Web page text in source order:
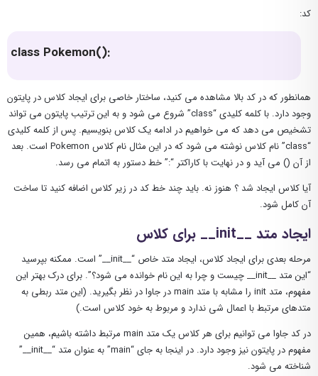
کد:
class Pokemon():
همانطور که در کد بالا مشاهده می کنید، ساختار خاصی برای ایجاد کلاس در پایتون
وجود دارد. با کلمه کلیدی “class” شروع می شود و به این ترتیب پایتون می تواند
تشخیص می دهد که می خواهیم در ادامه یک کلاس بنویسیم. پس از کلمه کلیدی
“class” نام کلاس نوشته می شود که در این مثال نام کلاس Pokemon است. بعد
از آن () می آید و در نهایت با کاراکتر “:” خط دستور به اتمام می رسد.
آیا کلاس ایجاد شد ؟ هنوز نه. باید چند خط کد در زیر کلاس اضافه کنید تا ساخت
آن کامل شود.
ایجاد متد __init__ برای کلاس
مرحله بعدی برای ایجاد کلاس، ایجاد متد خاص “__init__” است. ممکنه بپرسید
“این متد __init__ چیست و چرا به این نام خوانده می شود؟”. برای درک بهتر این
مفهوم، متد init را مشابه با متد main در جاوا در نظر بگیرید. (این متد ربطی به
متدهای مرتبط با اعمال شی ندارد و مربوط به خود کلاس است.)
در کد جاوا می توانیم برای هر کلاس یک متد main مرتبط داشته باشیم، همین
مفهوم در پایتون نیز وجود دارد. در اینجا به جای “main” به عنوان متد “__init__”
شناخته می شود.